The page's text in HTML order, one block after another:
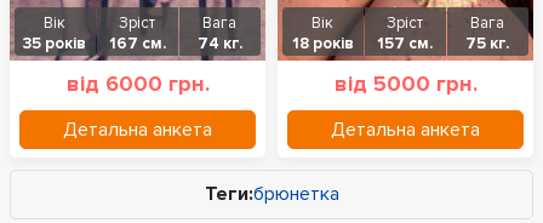
Вік
35 років
Зріст
167 см.
Вага
74 кг.
від 6000 грн.
Детальна анкета
Вік
18 років
Зріст
157 см.
Вага
75 кг.
від 5000 грн.
Детальна анкета
Теги:брюнетка